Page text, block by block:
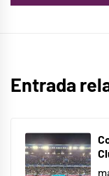
Entrada